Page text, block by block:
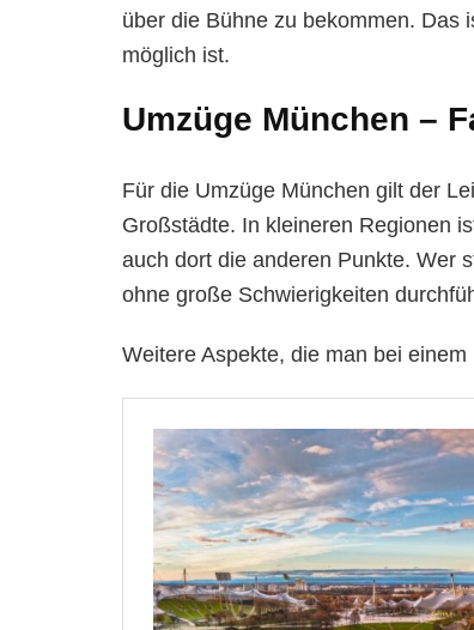
über die Bühne zu bekommen. Das
möglich ist.
Umzüge München –
Für die Umzüge München gilt der
Großstädte. In kleineren Regionen
auch dort die anderen Punkte. Wer
ohne große Schwierigkeiten
Weitere Aspekte, die man bei